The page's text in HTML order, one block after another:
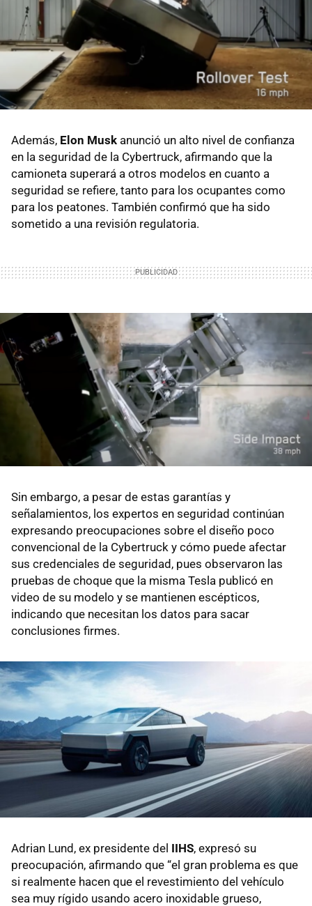
Además, Elon Musk anunció un alto nivel de confianza
en la seguridad de la Cybertruck, afirmando que la
camioneta superará a otros modelos en cuanto a
seguridad se refiere, tanto para los ocupantes como
para los peatones. También confirmó que ha sido
sometido a una revisión regulatoria.
Sin embargo, a pesar de estas garantías y
señalamientos, los expertos en seguridad continúan
expresando preocupaciones sobre el diseño poco
convencional de la Cybertruck y cómo puede afectar
sus credenciales de seguridad, pues observaron las
pruebas de choque que la misma Tesla publicó en
video de su modelo y se mantienen escépticos,
indicando que necesitan los datos para sacar
conclusiones firmes.
Adrian Lund, ex presidente del IIHS, expresó su
preocupación, afirmando que “el gran problema es que
si realmente hacen que el revestimiento del vehículo
sea muy rígido usando acero inoxidable grueso,